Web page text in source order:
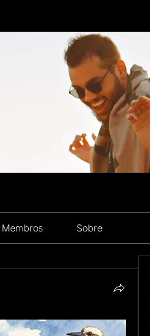
Membros Sobre